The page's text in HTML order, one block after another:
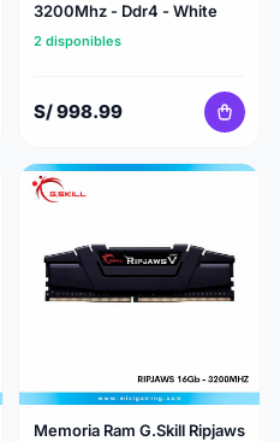
3200Mhz - Ddr4 - White
2 disponibles
S/ 998.99
Memoria Ram G.Skill Ripjaws